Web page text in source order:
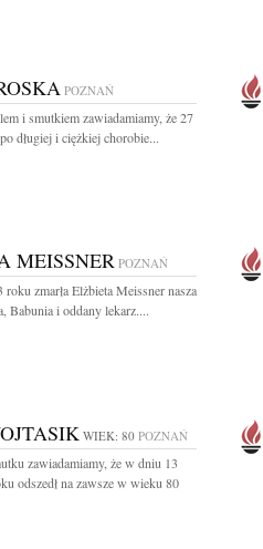
POZNAŃ
i smutkiem zawiadamiamy, że 27
długiej i ciężkiej chorobie...
MEISSNERPOZNAŃ
zmarła Elżbieta Meissner nasza
Babunia i oddany lekarz....
WIEK: 80 POZNAŃ
zawiadamiamy, że w dniu 13
odszedł na zawsze w wieku 80